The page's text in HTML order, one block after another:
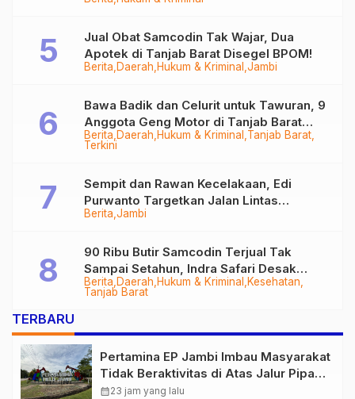
Berita Daerah Hukum & Kriminal Jambi
Jual Obat Samcodin Tak Wajar, Dua
Apotek di Tanjab Barat Disegel BPOM!
Berita Daerah Hukum & Kriminal Tanjab Barat
Terkini
Bawa Badik dan Celurit untuk Tawuran, 9
Anggota Geng Motor di Tanjab Barat
Diringkus
Berita Jambi
Sempit dan Rawan Kecelakaan, Edi
Purwanto Targetkan Jalan Lintas
Tungkal-Jambi Mulus di 2028
Berita Daerah Hukum & Kriminal
Kesehatan
Tanjab Barat
90 Ribu Butir Samcodin Terjual Tak
Sampai Setahun, Indra Safari Desak
Audit Menyeluruh
TERBARU
Pertamina EP Jambi Imbau Masyarakat
Tidak Beraktivitas di Atas Jalur Pipa
Migas Demi Keselamatan Bersama
calendar_month23 jam yang lalu